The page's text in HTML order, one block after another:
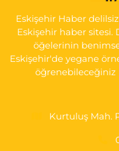
0 (222) 237 75 17
Eskişehir Haber
Eskişehir haber
öğelerinin
Eskişehir'de yegane
öğrenebileceğiniz
Kurtuluş Mah.